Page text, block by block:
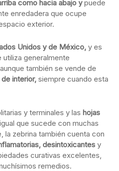
como hacia abajo ypuede
enredadera que ocupe
exterior.
Unidos y de México, y es
generalmente
aunque también se vende de
interior, siempre cuando esta
y terminales y las hojas
que sucede con muchas
la zebrina también cuenta con
desintoxicantes y
curativas excelentes,
remedios.